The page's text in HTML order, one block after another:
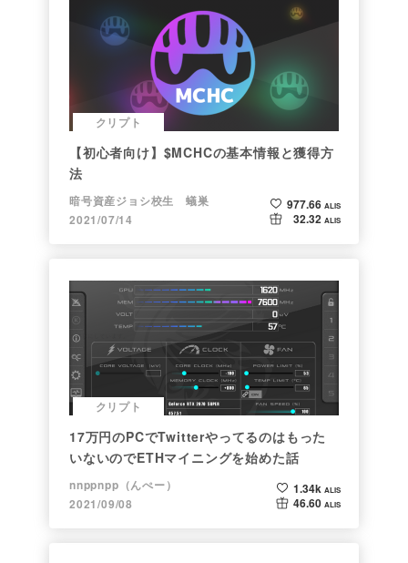
クリプト
【初心者向け】$MCHCの基本情報と獲得方
法
暗号資産ジョシ校生 蟻巣
2021/07/14
977.66 ALIS
32.32 ALIS
クリプト
17万円のPCでTwitterやってるのはもった
いないのでETHマイニングを始めた話
nnppnpp（んぺー）
2021/09/08
1.34k ALIS
46.60 ALIS